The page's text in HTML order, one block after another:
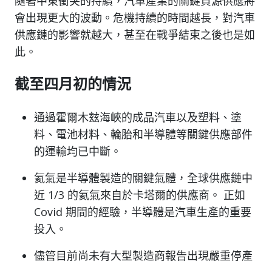
會出現更大的波動。危機持續的時間越長，對汽車
供應鏈的影響就越大，甚至在戰爭結束之後也是如
此。
截至四月初的情況
通過霍爾木玆海峽的成品汽車以及塑料、塗
料、電池材料、輪胎和半導體等關鍵供應部件
的運輸均已中斷。
氦氣是半導體製造的關鍵氣體，全球供應鏈中
近 1/3 的氦氣來自於卡塔爾的供應商。 正如
Covid 期間的經驗，半導體是汽車生產的重要
投入。
儘管目前尚未有大型製造商報告出現嚴重停產